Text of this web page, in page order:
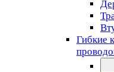
Гибкие